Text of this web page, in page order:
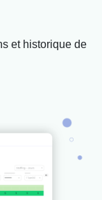
et historique de